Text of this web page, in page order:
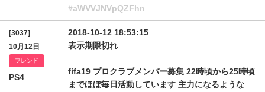
#aWVVJNVpQZFhn
[3037]
10月12日
フレンド
PS4
2018-10-12 18:53:15
表示期限切れ
fifa19 プロクラブメンバー募集 22時頃から25時頃
までほぼ毎日活動しています 主力になるような